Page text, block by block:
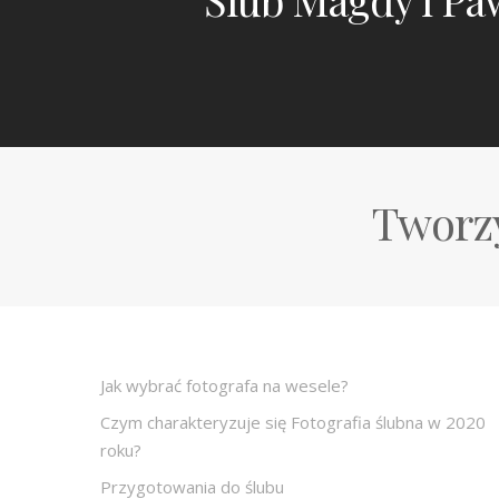
Jak wybrać fotografa na wesele?
Czym charakteryzuje się Fotografia ślubna w 2020
roku?
Przygotowania do ślubu